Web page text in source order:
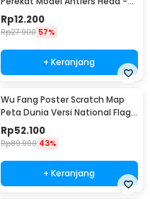
MU03
Rp12.200
Rp27.900 57%
+ Keranjang
Wu Fang Poster Scratch Map
Peta Dunia Versi National Flag
- ZJP-M018
Rp52.100
Rp89.900 43%
+ Keranjang